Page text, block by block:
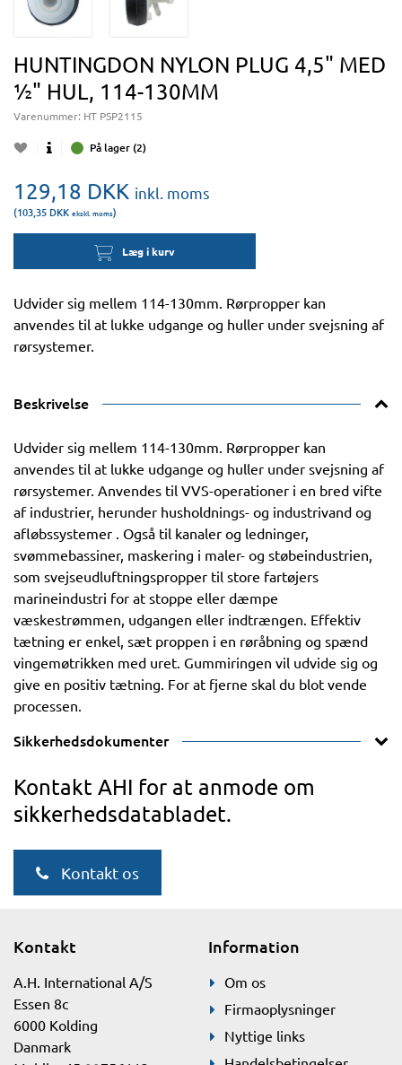
HUNTINGDON NYLON PLUG 4,5" MED
½" HUL, 114-130MM
Varenummer: HT PSP2115
På lager (2)
129,18 DKK inkl. moms
(103,35 DKK ekskl. moms)
Læg i kurv
Udvider sig mellem 114-130mm. Rørpropper kan
anvendes til at lukke udgange og huller under svejsning af
rørsystemer.
Beskrivelse
Udvider sig mellem 114-130mm. Rørpropper kan
anvendes til at lukke udgange og huller under svejsning af
rørsystemer. Anvendes til VVS-operationer i en bred vifte
af industrier, herunder husholdnings- og industrivand og
afløbssystemer . Også til kanaler og ledninger,
svømmebassiner, maskering i maler- og støbeindustrien,
som svejseudluftningspropper til store fartøjers
marineindustri for at stoppe eller dæmpe
væskestrømmen, udgangen eller indtrængen. Effektiv
tætning er enkel, sæt proppen i en røråbning og spænd
vingemøtrikken med uret. Gummiringen vil udvide sig og
give en positiv tætning. For at fjerne skal du blot vende
processen.
Sikkerhedsdokumenter
Kontakt AHI for at anmode om
sikkerhedsdatabladet.
Kontakt os
Kontakt
A.H. International A/S
Essen 8c
6000 Kolding
Danmark
Information
Om os
Firmaoplysninger
Nyttige links